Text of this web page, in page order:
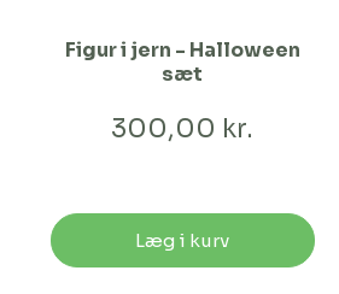
Figur i jern - Halloween
sæt
300,00 kr.
Læg i kurv